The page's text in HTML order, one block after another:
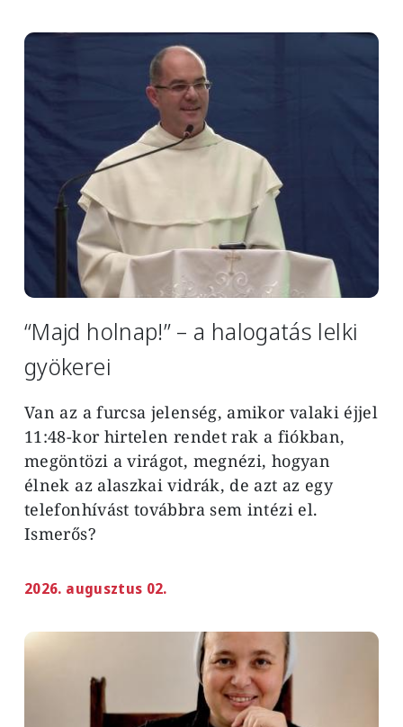
Image
“Majd holnap!” – a halogatás lelki
gyökerei
Van az a furcsa jelenség, amikor valaki éjjel
11:48-kor hirtelen rendet rak a fiókban,
megöntözi a virágot, megnézi, hogyan
élnek az alaszkai vidrák, de azt az egy
telefonhívást továbbra sem intézi el.
Ismerős?
2026. augusztus 02.
Image